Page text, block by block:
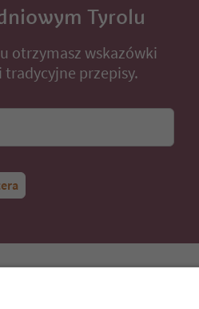
Tyrolu
otrzymasz wskazówki
przepisy.